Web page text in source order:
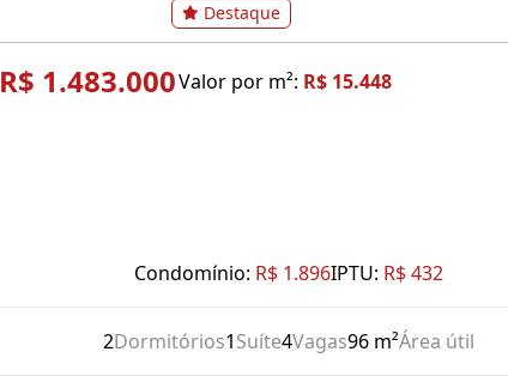
Destaque
R$ 1.483.000Valor por m²: R$ 15.448
Condomínio: R$ 1.896IPTU: R$ 432
2Dormitórios1Suíte4Vagas96 m²Área útil